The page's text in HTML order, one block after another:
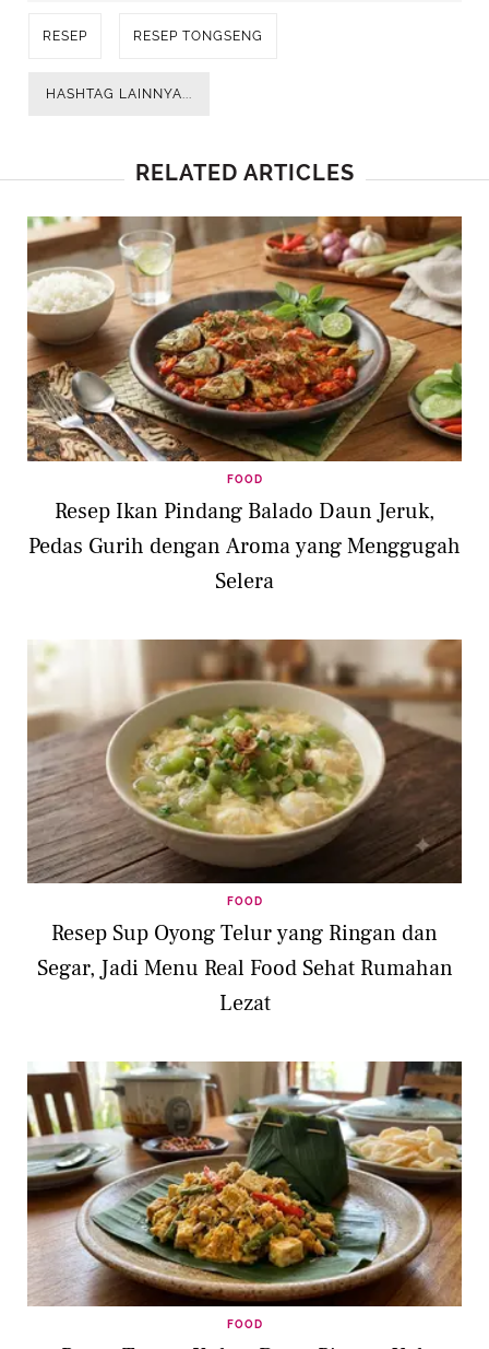
RESEP RESEP TONGSENG
HASHTAG LAINNYA...
RELATED ARTICLES
FOOD
Resep Ikan Pindang Balado Daun Jeruk,
Pedas Gurih dengan Aroma yang Menggugah
Selera
FOOD
Resep Sup Oyong Telur yang Ringan dan
Segar, Jadi Menu Real Food Sehat Rumahan
Lezat
FOOD